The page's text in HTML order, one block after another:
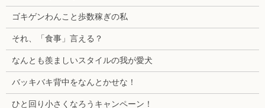
ゴキゲンわんこと歩数稼ぎの私
それ、「食事」言える？
なんとも羨ましいスタイルの我が愛犬
バッキバキ背中をなんとかせな！
ひと回り小さくなろうキャンペーン！